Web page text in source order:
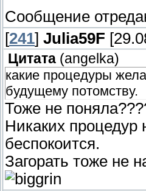
Сообщение
[241] Julia59F
Цитата (angelka)
какие процедуры
будущему потомству.
Тоже не
Никаких
беспокоится.
Загорать тоже не